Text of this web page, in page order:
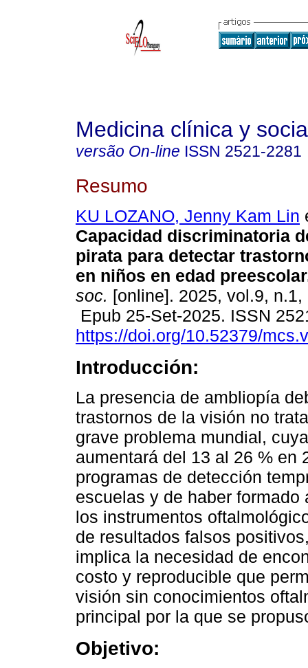
Medicina clínica y
versão On-line ISSN 2521-2281
Resumo
KU LOZANO, Jenny Kam Lin
Capacidad discriminatoria
pirata para detectar
en niños en edad
soc. [online]. 2025, vol.9, n.1,
Epub 25-Set-2025. ISSN
https://doi.org/10.52379/
Introducción:
La presencia de ambliopía
trastornos de la visión no
grave problema mundial,
aumentará del 13 al 26 % en
programas de detección
escuelas y de haber
los instrumentos
de resultados falsos
implica la necesidad de
costo y reproducible que
visión sin conocimientos
principal por la que se
Objetivo: